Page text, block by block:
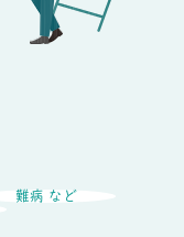
難病 など